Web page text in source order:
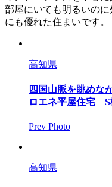
部屋にいても明るいの
にも優れた住まいです。
高知県
四国山脈を眺めな
ロエネ平屋住宅 S
Prev Photo
高知県